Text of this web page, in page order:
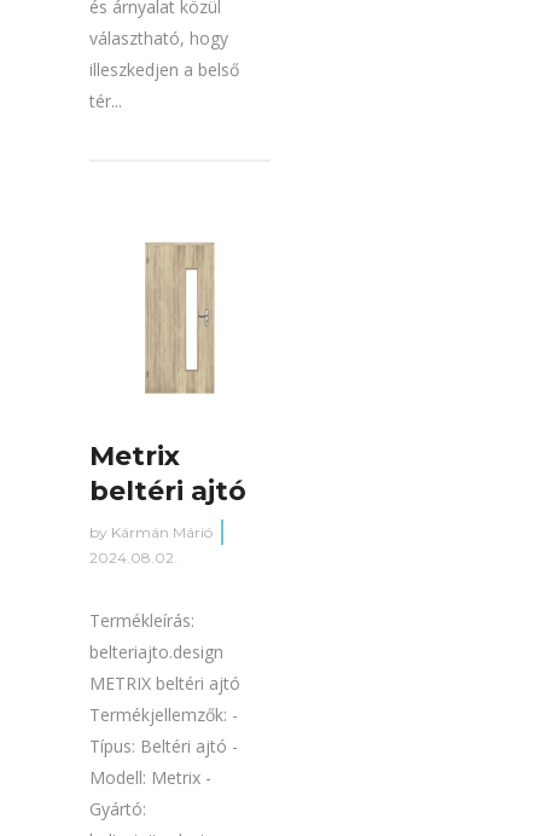
és árnyalat közül
választható, hogy
illeszkedjen a belső
tér...
Metrix
beltéri ajtó
by Kármán Márió
2024.08.02.
Termékleírás:
belteriajto.design
METRIX beltéri ajtó
Termékjellemzők: -
Típus: Beltéri ajtó -
Modell: Metrix -
Gyártó: